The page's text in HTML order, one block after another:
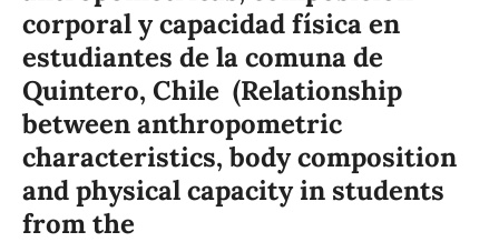
corporal y capacidad física en
estudiantes de la comuna de
Quintero, Chile (Relationship
between anthropometric
characteristics, body composition
and physical capacity in students
from the